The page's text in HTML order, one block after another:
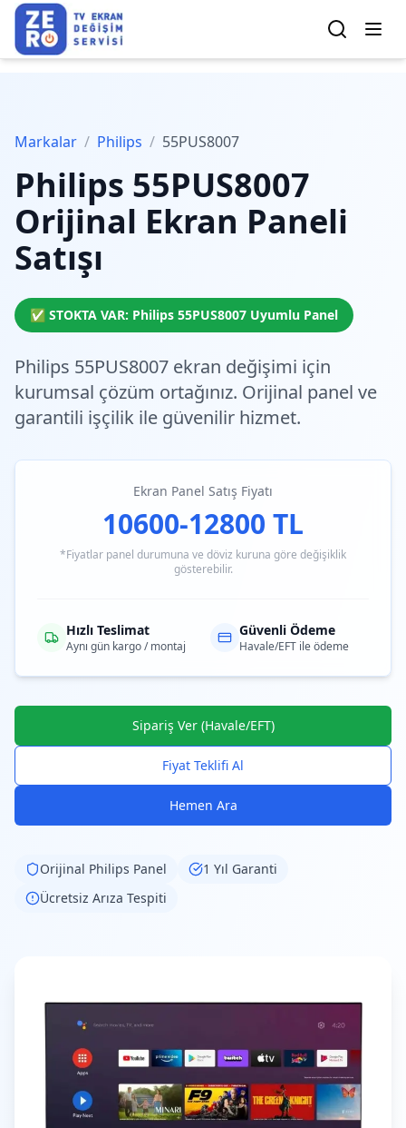
Markalar / Philips / 55PUS8007
Philips 55PUS8007
Orijinal Ekran Paneli
Satışı
✅ STOKTA VAR: Philips 55PUS8007 Uyumlu Panel
Philips 55PUS8007 ekran değişimi için
kurumsal çözüm ortağınız. Orijinal panel ve
garantili işçilik ile güvenilir hizmet.
Ekran Panel Satış Fiyatı
10600-12800 TL
*Fiyatlar panel durumuna ve döviz kuruna göre değişiklik
gösterebilir.
Hızlı Teslimat
Aynı gün kargo / montaj
Güvenli Ödeme
Havale/EFT ile ödeme
Sipariş Ver (Havale/EFT)
Fiyat Teklifi Al
Hemen Ara
Orijinal Philips Panel
1 Yıl Garanti
Ücretsiz Arıza Tespiti